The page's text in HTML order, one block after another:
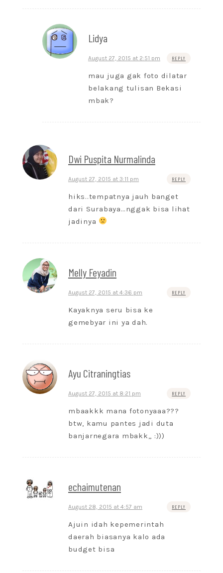
Lidya
August 27, 2015 at 2:51 pm REPLY
mau juga gak foto dilatar
belakang tulisan Bekasi
mbak?
Dwi Puspita Nurmalinda
August 27, 2015 at 3:11 pm REPLY
hiks..tempatnya jauh banget
dari Surabaya…nggak bisa lihat
jadinya
Melly Feyadin
August 27, 2015 at 4:36 pm REPLY
Kayaknya seru bisa ke
gemebyar ini ya dah.
Ayu Citraningtias
August 27, 2015 at 8:21 pm REPLY
mbaakkk mana fotonyaaa???
btw, kamu pantes jadi duta
banjarnegara mbakk,, :)))
echaimutenan
August 28, 2015 at 4:57 am REPLY
Ajuin idah kepemerintah
daerah biasanya kalo ada
budget bisa